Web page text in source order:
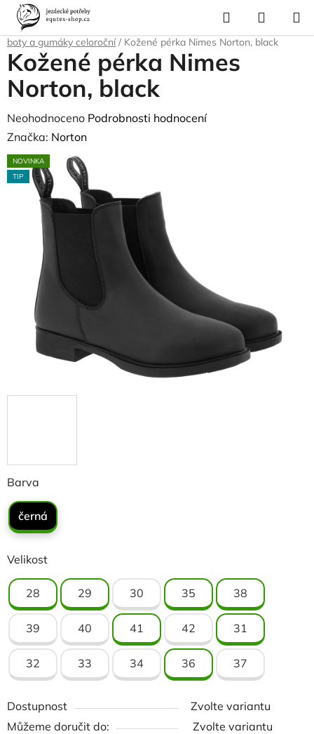
Přejít
obsah
Hledat
KOŠÍK
Domů
Pro jezdce
boty a gumáky celoroční / Kožené pérka Nimes Norton, black
Barva
černá
Velikost
28 29 30 35 38
39 40 41 42 31
32 33 34 36 37
Dostupnost
Zvolte variantu
Můžeme doručit do:
Zvolte variantu
Kožené pérka Nimes
Norton, black
Průměrné
hodnocení
produktu
je
hvězdiček.
Neohodnoceno Podrobnosti hodnocení
Značka: Norton
NOVINKA
TIP